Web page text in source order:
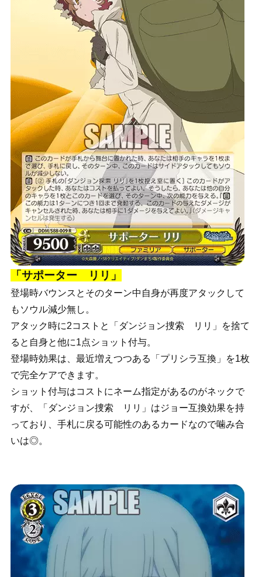
「サポーター リリ」
登場時バウンスとそのターン中自身が再度アタックして
もソウル減少無し。
アタック時に2コストと「ダンジョン捜索 リリ」を捨て
ると自身と他に1点ショット付与。
登場時効果は、最近増えつつある「プリシラ互換」を1枚
で完全ケアできます。
ショット付与はコストにネーム指定があるのがネックで
すが、「ダンジョン捜索 リリ」はジョー互換効果を持
っており、手札に戻る可能性のあるカードなので噛み合
いは◎。